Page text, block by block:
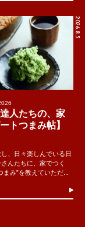
2026.8.5
達人たちの、家
トつまみ帖】
、日々楽しんでいる日
んたちに、家でつく
まみ”を教えていただ...